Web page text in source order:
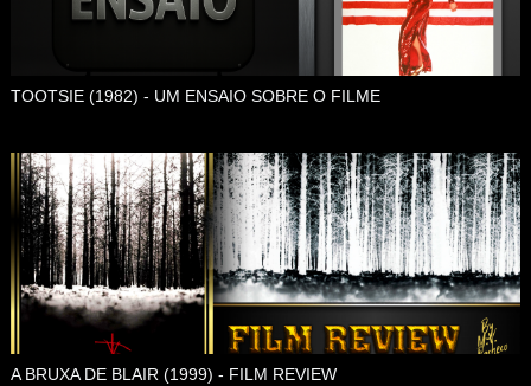
TOOTSIE (1982) - UM ENSAIO SOBRE O FILME
A BRUXA DE BLAIR (1999) - FILM REVIEW